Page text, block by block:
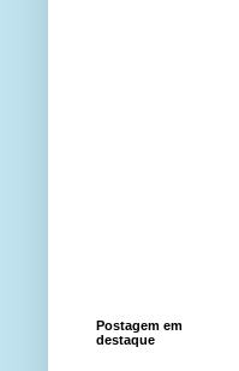
Postagem em
destaque